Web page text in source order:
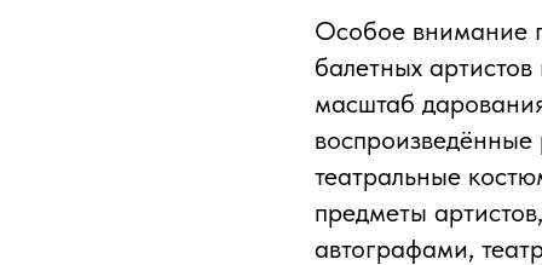
Особое внимание
балетных
масштаб
театральные
предметы
автографами,